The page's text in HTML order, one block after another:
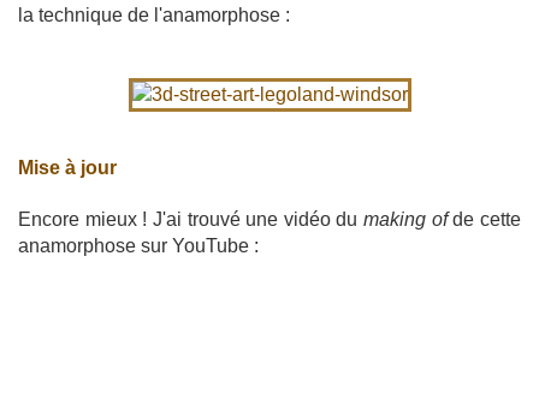
la technique de l'anamorphose :
Mise à jour
Encore mieux ! J'ai trouvé une vidéo dumaking ofde cette
anamorphose sur YouTube :